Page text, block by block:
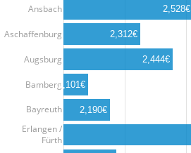
Ansbach
Aschaffenburg
Augsburg
Bamberg
Bayreuth
Erlangen /
Fürth
2,528€
2,312€
2,444€
2,101€
2,190€